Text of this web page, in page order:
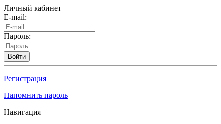
Личный кабинет
E-mail:
Пароль:
Войти
Регистрация
Напомнить пароль
Навигация